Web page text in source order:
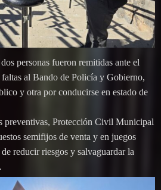
personas fueron remitidas ante el
al Bando de Policía y Gobierno,
y otra por conducirse en estado de
preventivas, Protección Civil Municipal
semifijos de venta y en juegos
reducir riesgos y salvaguardar la